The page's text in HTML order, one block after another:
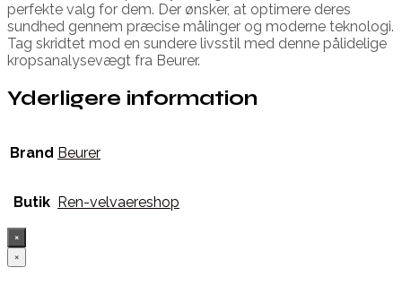
perfekte valg for dem. Der ønsker, at optimere deres
sundhed gennem præcise målinger og moderne teknologi.
Tag skridtet mod en sundere livsstil med denne pålidelige
kropsanalysevægt fra Beurer.
Yderligere information
Brand Beurer
Butik Ren-velvaereshop
×
×